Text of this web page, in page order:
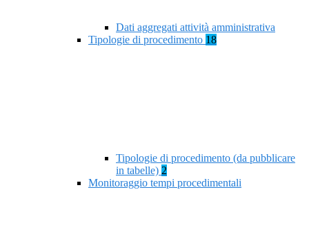
Dati aggregati attività amministrativa
Tipologie di procedimento 18
Tipologie di procedimento (da pubblicare
in tabelle) 2
Monitoraggio tempi procedimentali